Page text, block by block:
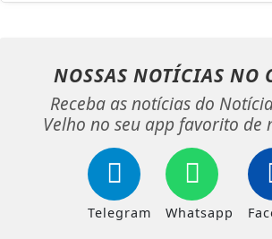
NOSSAS NOTÍCIAS NO
Receba as notícias do
Velho no seu app favorito de
Telegram Whatsapp